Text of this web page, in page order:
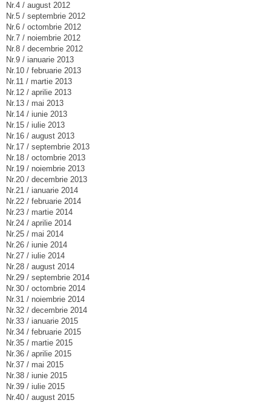
Nr.4 / august 2012
Nr.5 / septembrie 2012
Nr.6 / octombrie 2012
Nr.7 / noiembrie 2012
Nr.8 / decembrie 2012
Nr.9 / ianuarie 2013
Nr.10 / februarie 2013
Nr.11 / martie 2013
Nr.12 / aprilie 2013
Nr.13 / mai 2013
Nr.14 / iunie 2013
Nr.15 / iulie 2013
Nr.16 / august 2013
Nr.17 / septembrie 2013
Nr.18 / octombrie 2013
Nr.19 / noiembrie 2013
Nr.20 / decembrie 2013
Nr.21 / ianuarie 2014
Nr.22 / februarie 2014
Nr.23 / martie 2014
Nr.24 / aprilie 2014
Nr.25 / mai 2014
Nr.26 / iunie 2014
Nr.27 / iulie 2014
Nr.28 / august 2014
Nr.29 / septembrie 2014
Nr.30 / octombrie 2014
Nr.31 / noiembrie 2014
Nr.32 / decembrie 2014
Nr.33 / ianuarie 2015
Nr.34 / februarie 2015
Nr.35 / martie 2015
Nr.36 / aprilie 2015
Nr.37 / mai 2015
Nr.38 / iunie 2015
Nr.39 / iulie 2015
Nr.40 / august 2015